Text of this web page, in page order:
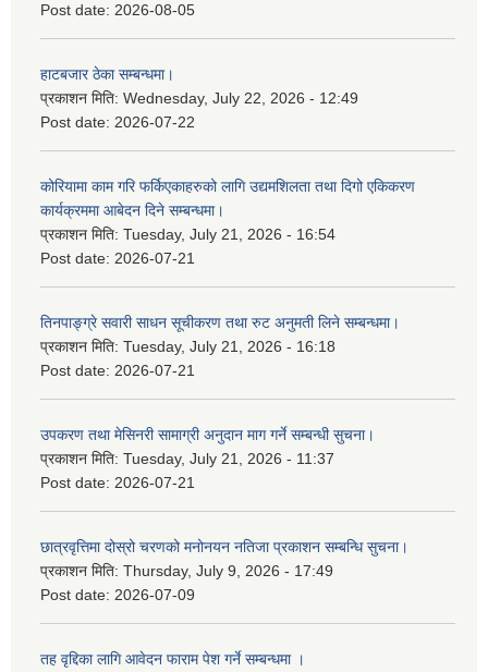
Post date: 2026-08-05
हाटबजार ठेका सम्बन्धमा।
प्रकाशन मिति: Wednesday, July 22, 2026 - 12:49
Post date: 2026-07-22
कोरियामा काम गरि फर्किएकाहरुको लागि उद्यमशिलता तथा दिगो एकिकरण
कार्यक्रममा आबेदन दिने सम्बन्धमा।
प्रकाशन मिति: Tuesday, July 21, 2026 - 16:54
Post date: 2026-07-21
तिनपाङ्ग्रे सवारी साधन सूचीकरण तथा रुट अनुमती लिने सम्बन्धमा।
प्रकाशन मिति: Tuesday, July 21, 2026 - 16:18
Post date: 2026-07-21
उपकरण तथा मेसिनरी सामाग्री अनुदान माग गर्ने सम्बन्धी सुचना।
प्रकाशन मिति: Tuesday, July 21, 2026 - 11:37
Post date: 2026-07-21
छात्रवृत्तिमा दोस्रो चरणको मनोनयन नतिजा प्रकाशन सम्बन्धि सुचना।
प्रकाशन मिति: Thursday, July 9, 2026 - 17:49
Post date: 2026-07-09
तह वृद्दिका लागि आवेदन फाराम पेश गर्ने सम्बन्धमा ।